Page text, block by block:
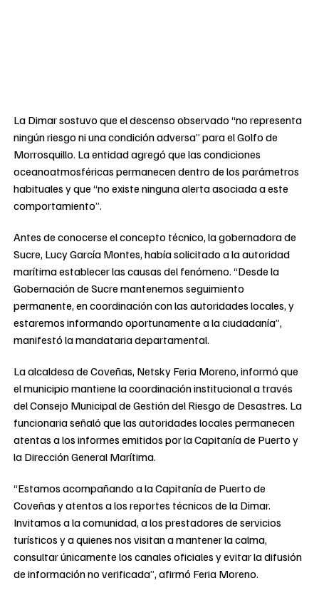
La Dimar sostuvo que el descenso observado “no representa
ningún riesgo ni una condición adversa” para el Golfo de
Morrosquillo. La entidad agregó que las condiciones
oceanoatmosféricas permanecen dentro de los parámetros
habituales y que “no existe ninguna alerta asociada a este
comportamiento”.
Antes de conocerse el concepto técnico, la gobernadora de
Sucre, Lucy García Montes, había solicitado a la autoridad
marítima establecer las causas del fenómeno. “Desde la
Gobernación de Sucre mantenemos seguimiento
permanente, en coordinación con las autoridades locales, y
estaremos informando oportunamente a la ciudadanía”,
manifestó la mandataria departamental.
La alcaldesa de Coveñas, Netsky Feria Moreno, informó que
el municipio mantiene la coordinación institucional a través
del Consejo Municipal de Gestión del Riesgo de Desastres. La
funcionaria señaló que las autoridades locales permanecen
atentas a los informes emitidos por la Capitanía de Puerto y
la Dirección General Marítima.
“Estamos acompañando a la Capitanía de Puerto de
Coveñas y atentos a los reportes técnicos de la Dimar.
Invitamos a la comunidad, a los prestadores de servicios
turísticos y a quienes nos visitan a mantener la calma,
consultar únicamente los canales oficiales y evitar la difusión
de información no verificada”, afirmó Feria Moreno.